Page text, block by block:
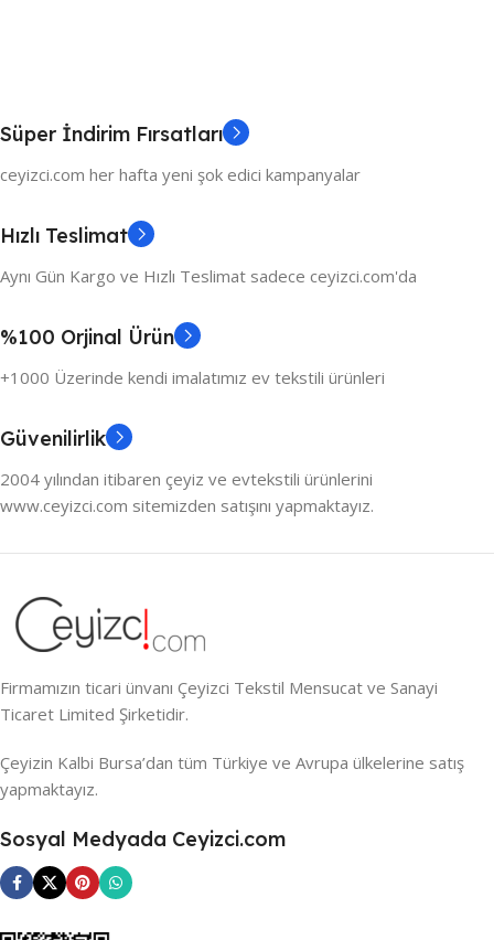
Süper İndirim Fırsatları
ceyizci.com her hafta yeni şok edici kampanyalar
Hızlı Teslimat
Aynı Gün Kargo ve Hızlı Teslimat sadece ceyizci.com'da
%100 Orjinal Ürün
+1000 Üzerinde kendi imalatımız ev tekstili ürünleri
Güvenilirlik
2004 yılından itibaren çeyiz ve evtekstili ürünlerini
www.ceyizci.com sitemizden satışını yapmaktayız.
Firmamızın ticari ünvanı Çeyizci Tekstil Mensucat ve Sanayi
Ticaret Limited Şirketidir.
Çeyizin Kalbi Bursa’dan tüm Türkiye ve Avrupa ülkelerine satış
yapmaktayız.
Sosyal Medyada Ceyizci.com